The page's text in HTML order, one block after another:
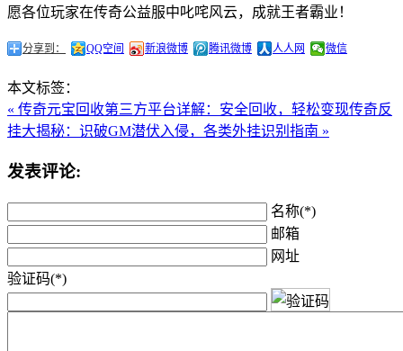
愿各位玩家在传奇公益服中叱咤风云，成就王者霸业！
分享到： QQ空间 新浪微博 腾讯微博 人人网 微信
本文标签：
« 传奇元宝回收第三方平台详解：安全回收，轻松变现传奇反
挂大揭秘：识破GM潜伏入侵，各类外挂识别指南 »
发表评论:
名称(*)
邮箱
网址
验证码(*)